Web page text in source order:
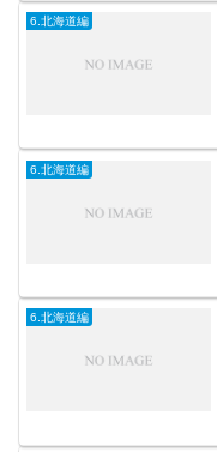
6.北海道編
6.北海道編
6.北海道編